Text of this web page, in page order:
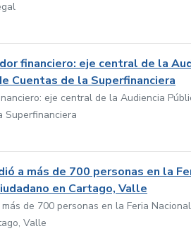
financiero: eje central de la
Cuentas de la Superfinanciera
eje central de la Audiencia
Superfinanciera
a más de 700 personas en la
en Cartago, Valle
de 700 personas en la Feria
Valle